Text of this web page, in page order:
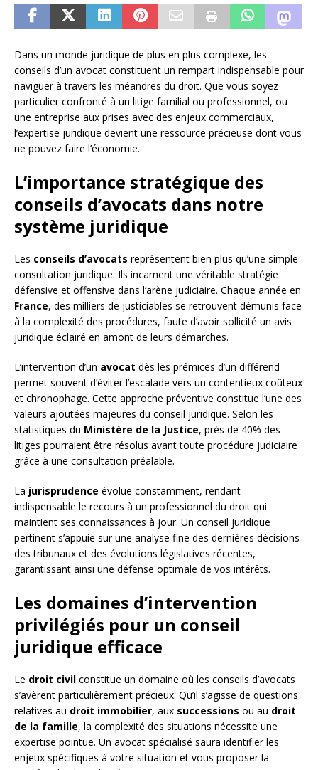
Dans un monde juridique de plus en plus complexe, les
conseils d’un avocat constituent un rempart indispensable pour
naviguer à travers les méandres du droit. Que vous soyez
particulier confronté à un litige familial ou professionnel, ou
une entreprise aux prises avec des enjeux commerciaux,
l’expertise juridique devient une ressource précieuse dont vous
ne pouvez faire l’économie.
L’importance stratégique des
conseils d’avocats dans notre
système juridique
Les conseils d’avocats représentent bien plus qu’une simple
consultation juridique. Ils incarnent une véritable stratégie
défensive et offensive dans l’arène judiciaire. Chaque année en
France, des milliers de justiciables se retrouvent démunis face
à la complexité des procédures, faute d’avoir sollicité un avis
juridique éclairé en amont de leurs démarches.
L’intervention d’un avocat dès les prémices d’un différend
permet souvent d’éviter l’escalade vers un contentieux coûteux
et chronophage. Cette approche préventive constitue l’une des
valeurs ajoutées majeures du conseil juridique. Selon les
statistiques du Ministère de la Justice, près de 40% des
litiges pourraient être résolus avant toute procédure judiciaire
grâce à une consultation préalable.
La jurisprudence évolue constamment, rendant
indispensable le recours à un professionnel du droit qui
maintient ses connaissances à jour. Un conseil juridique
pertinent s’appuie sur une analyse fine des dernières décisions
des tribunaux et des évolutions législatives récentes,
garantissant ainsi une défense optimale de vos intérêts.
Les domaines d’intervention
privilégiés pour un conseil
juridique efficace
Le droit civil constitue un domaine où les conseils d’avocats
s’avèrent particulièrement précieux. Qu’il s’agisse de questions
relatives au droit immobilier, aux successions ou au droit
de la famille, la complexité des situations nécessite une
expertise pointue. Un avocat spécialisé saura identifier les
enjeux spécifiques à votre situation et vous proposer la